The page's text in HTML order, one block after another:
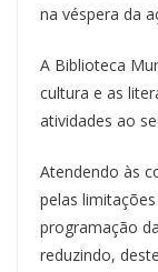
na véspera da
A Biblioteca
cultura e as
atividades ao
Atendendo às
pelas
programação
reduzindo,